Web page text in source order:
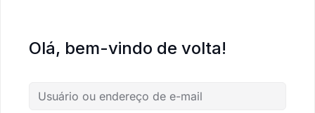
Olá, bem-vindo de volta!